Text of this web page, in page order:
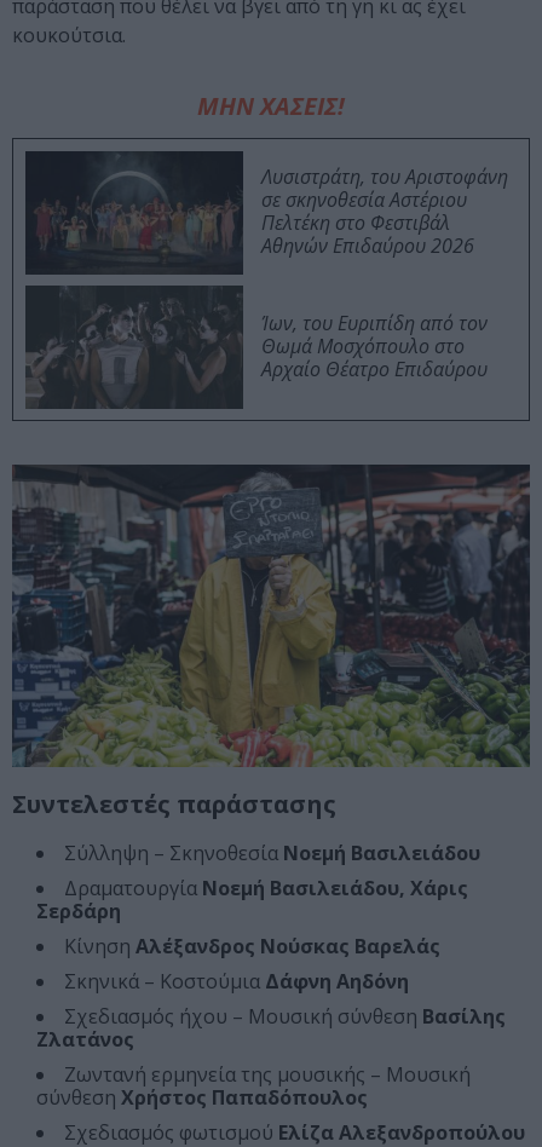
παράσταση που θέλει να βγει από τη γη κι ας έχει
κουκούτσια.
ΜΗΝ ΧΑΣΕΙΣ!
Λυσιστράτη, του Αριστοφάνη
σε σκηνοθεσία Αστέριου
Πελτέκη στο Φεστιβάλ
Αθηνών Επιδαύρου 2026
Ίων, του Ευριπίδη από τον
Θωμά Μοσχόπουλο στο
Αρχαίο Θέατρο Επιδαύρου
Συντελεστές παράστασης
Σύλληψη – Σκηνοθεσία Νοεμή Βασιλειάδου
Δραματουργία Νοεμή Βασιλειάδου, Χάρις
Σερδάρη
Κίνηση Αλέξανδρος Νούσκας Βαρελάς
Σκηνικά – Κοστούμια Δάφνη Αηδόνη
Σχεδιασμός ήχου – Μουσική σύνθεση Βασίλης
Ζλατάνος
Ζωντανή ερμηνεία της μουσικής – Μουσική
σύνθεση Χρήστος Παπαδόπουλος
Σχεδιασμός φωτισμού Ελίζα Αλεξανδροπούλου